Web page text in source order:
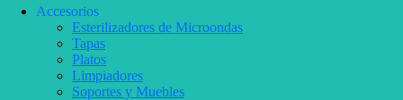
Accesorios
Esterilizadores de Microondas
Tapas
Platos
Limpiadores
Soportes y Muebles